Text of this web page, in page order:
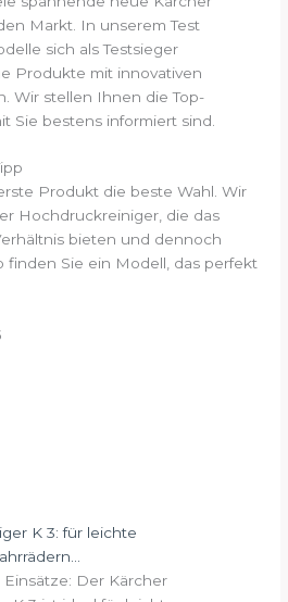
Markt. In unserem Test
sich als Testsieger
Produkte mit innovativen
Wir stellen Ihnen die Top-
Sie bestens informiert sind.
Produkt die beste Wahl. Wir
Hochdruckreiniger, die das
bieten und dennoch
finden Sie ein Modell, das perfekt
K 3: für leichte
Der Kärcher